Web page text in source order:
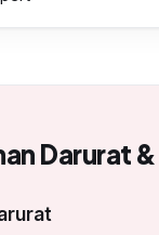
Darurat